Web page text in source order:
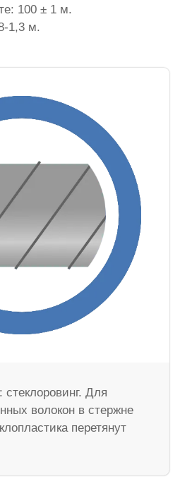
100 ± 1 м.
1,3 м.
Для
волокон в стержне
перетянут